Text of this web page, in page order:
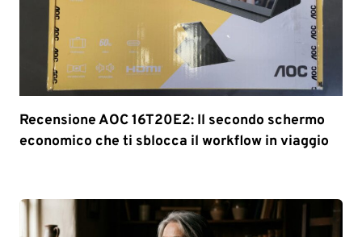
Recensione AOC 16T20E2: Il secondo schermo
economico che ti sblocca il workflow in viaggio